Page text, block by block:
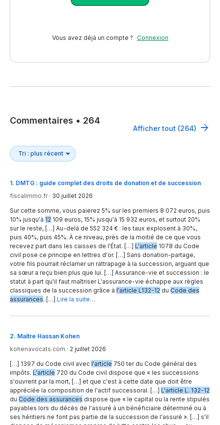
Vous avez déjà un compte ? Connexion
Commentaires • 264
Afficher tout (264)
1. DMTG : guide complet des droits de donation et de succession
fiscalimmo.fr· 30 juillet 2026
Sur cette somme, vous paierez 5% sur les premiers 8 072 euros, puis
10% jusqu'à 12 109 euros, 15% jusqu'à 15 932 euros, et surtout 20%
sur le reste, […] Au-delà de 552 324 € : les taux explosent à 30%,
puis 40%, puis 45%. À ce niveau, près de la moitié de ce que vous
recevez part dans les caisses de l'État. […] L'article 1078 du Code
civil pose ce principe en lettres d'or. […] Sans donation-partage,
votre fils pourrait réclamer un rattrapage à la succession, arguant que
sa sœur a reçu bien plus que lui. […] Assurance-vie et succession : le
statut à part qu'il faut maîtriser L'assurance-vie échappe aux règles
classiques de la succession grâce à l'article L132-12 du Code des
assurances. […] Lire la suite…
2. Maître Hassan Kohen
kohenavocats.com · 2 juillet 2026
[…] 1397 du Code civil avec l'article 750 ter du Code général des
impôts. L'article 720 du Code civil dispose que « les successions
s'ouvrent par la mort, […] et que c'est à cette date que doit être
appréciée la composition de l'actif successoral. […] L'article L. 132-12
du Code des assurances dispose que « le capital ou la rente stipulés
payables lors du décès de l'assuré à un bénéficiaire déterminé ou à
ses héritiers ne font pas partie de la succession de l'assuré ». […] s'il